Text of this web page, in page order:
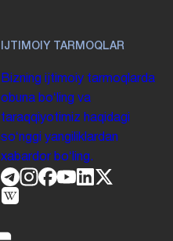
IJTIMOIY TARMOQLAR
Bizning ijtimoiy tarmoqlarda
obuna boʻling va
taraqqiyotimiz haqidagi
soʻnggi yangiliklardan
xabardor boʻling.